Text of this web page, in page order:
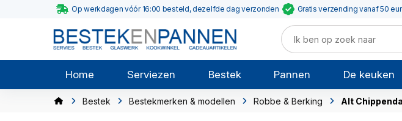
Op werkdagen vóór 16:00 besteld, dezelfde dag verzonden Gratis verzending vanaf 50
Home Serviezen Bestek Pannen De keuken
Bestek Bestekmerken & modellen Robbe & Berking Alt